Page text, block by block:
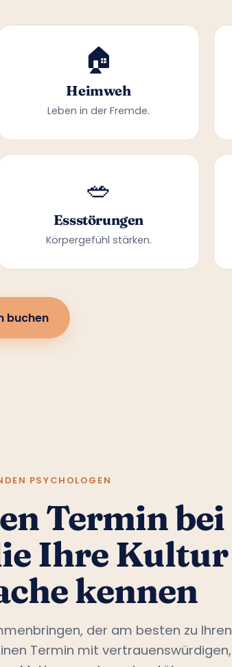
🏠
Heimweh
Leben in der Fremde.
🥗
Essstörungen
Körpergefühl stärken.
buchen
PSYCHOLOGEN
Termin bei
Ihre Kultur
kennen
der am besten zu Ihren
Termin mit vertrauenswürdigen,